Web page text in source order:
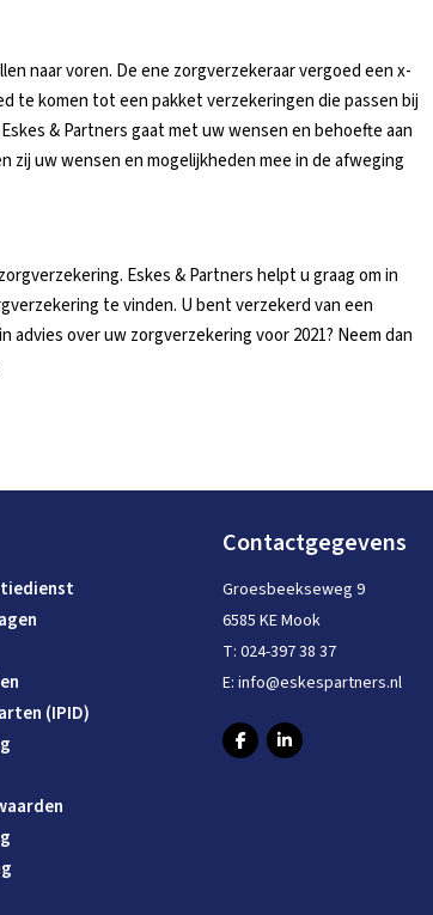
naar voren. De ene zorgverzekeraar vergoed een x-
te komen tot een pakket verzekeringen die passen bij
& Partners gaat met uw wensen en behoefte aan
zij uw wensen en mogelijkheden mee in de afweging
Eskes & Partners helpt u graag om in
te vinden. U bent verzekerd van een
over uw zorgverzekering voor 2021? Neem dan
(IPID)
Contactgegevens
Groesbeekseweg 9
6585 KE Mook
T: 024-397 38 37
E: info@eskespartners.nl